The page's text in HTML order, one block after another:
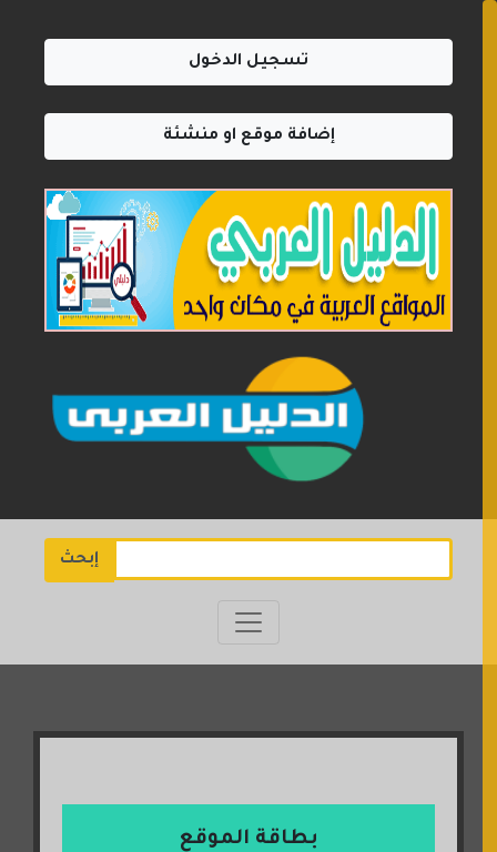
تسجيل الدخول
إضافة موقع او منشئة
إبحث
بطاقة الموقع